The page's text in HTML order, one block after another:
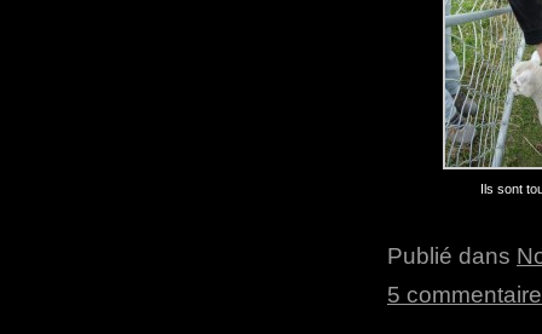
Ils sont
Publié dans
5